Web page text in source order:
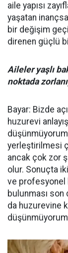
aile yapısı
yaşatan
bir değişim
direnen güçlü
Aileler yaşlı
noktada
Bayar: Bizde
huzurevi
yerleştirilmesi
ancak çok zor
olur. Sonuçta
ve profesyonel
bulunması son
da huzurevine